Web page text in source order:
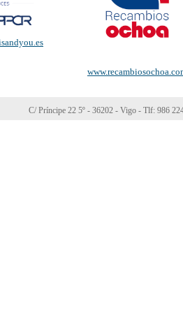
C/ Príncipe 22 5º - 36202 - Vigo - Tlf: 986